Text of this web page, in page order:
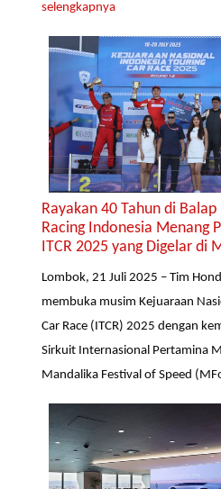
selengkapnya
Rayakan 40 Tahun di
Racing Indonesia Menang
ITCR 2025 yang Digelar di
Lombok, 21 Juli 2025 – Tim
membuka musim Kejuaraan
Car Race (ITCR) 2025 dengan
Sirkuit Internasional Pertamina
Mandalika Festival of Speed